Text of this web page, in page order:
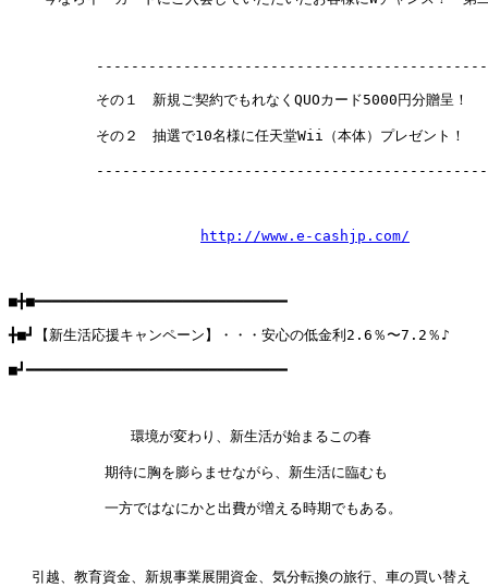
          その１　新規ご契約でもれなくQUOカード5000円分贈呈！
          その２　抽選で10名様に任天堂Wii（本体）プレゼント！
http://www.e-cashjp.com/
■╋■━━━━━━━━━━━━━━━━━━━━━━━━━━━━━
╋■┛【新生活応援キャンペーン】・・・安心の低金利2.6％〜7.2％♪
■┛━━━━━━━━━━━━━━━━━━━━━━━━━━━━━━
              環境が変わり、新生活が始まるこの春
           期待に胸を膨らませながら、新生活に臨むも
           一方ではなにかと出費が増える時期でもある。
引越、教育資金、新規事業展開資金、気分転換の旅行、車の買い替え